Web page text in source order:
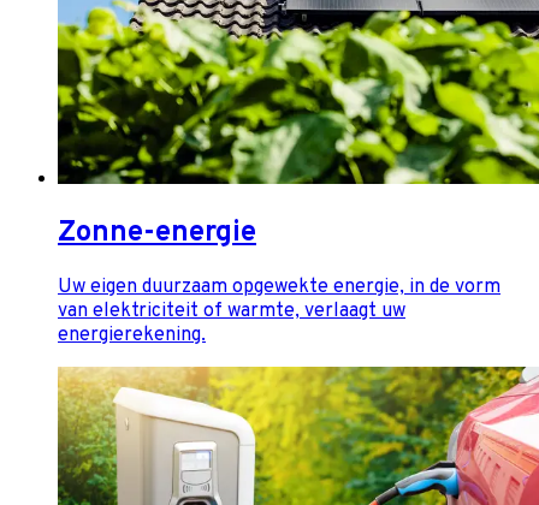
Zonne-energie
Uw eigen duurzaam opgewekte energie, in de vorm
van elektriciteit of warmte, verlaagt uw
energierekening.